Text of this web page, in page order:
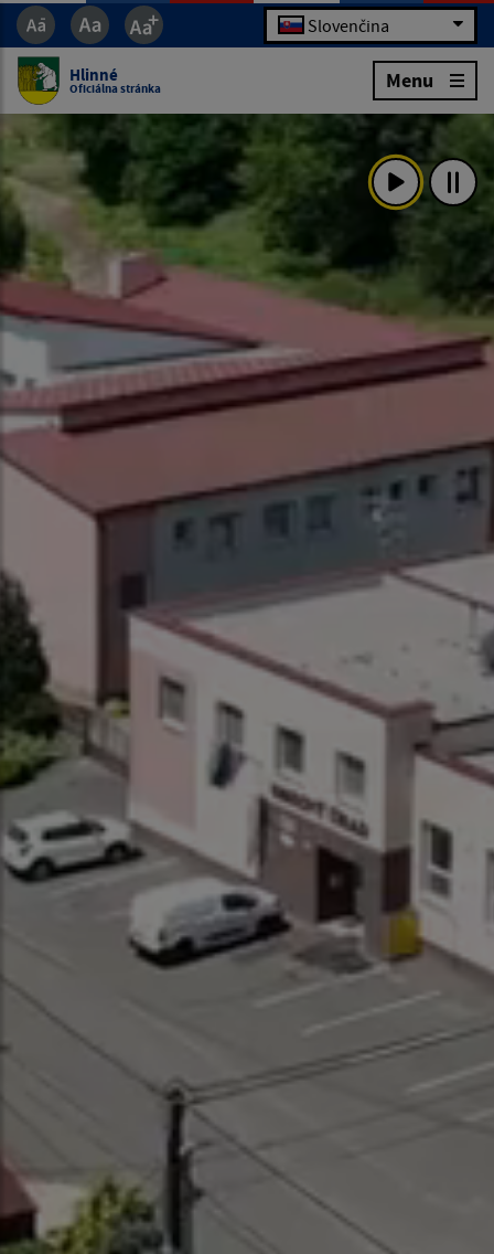
Slovenčina
Hlinné
Oficiálna stránka Menu